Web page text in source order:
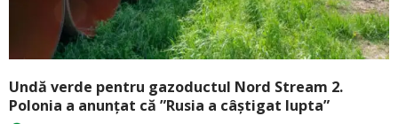
Undă verde pentru gazoductul Nord Stream 2.
Polonia a anunțat că ”Rusia a câștigat lupta”